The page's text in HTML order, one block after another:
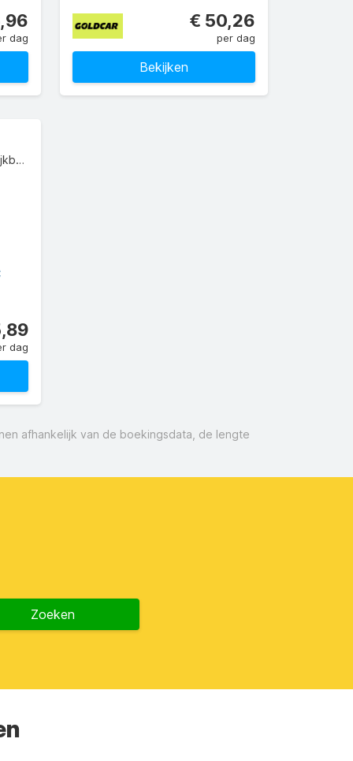
dag
€ 50,26
per dag
Bekijken
Citroen C3 Aircross of vergelijkbaar
dag
afhankelijk van de boekingsdata, de lengte
Zoeken